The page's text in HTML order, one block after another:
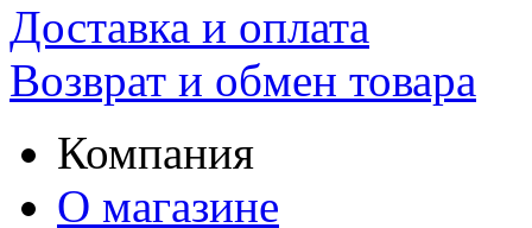
Доставка и оплата
Возврат и обмен товара
Компания
О магазине